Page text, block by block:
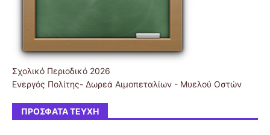
Σχολικό Περιοδικό 2026
Ενεργός Πολίτης- Δωρεά Αιμοπεταλίων - Μυελού Οστών
ΠΡΌΣΦΑΤΑ ΤΕΎΧΗ